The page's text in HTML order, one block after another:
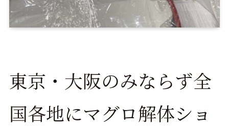
東京・大阪のみならず全
国各地にマグロ解体ショ